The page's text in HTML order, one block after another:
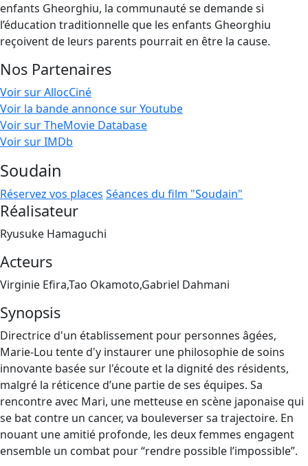
enfants Gheorghiu, la communauté se demande si
l’éducation traditionnelle que les enfants Gheorghiu
reçoivent de leurs parents pourrait en être la cause.
Nos Partenaires
Voir sur AllocCiné
Voir la bande annonce sur Youtube
Voir sur TheMovie Database
Voir sur IMDb
Soudain
Réservez vos places Séances du film "Soudain"
Réalisateur
Ryusuke Hamaguchi
Acteurs
Virginie Efira,Tao Okamoto,Gabriel Dahmani
Synopsis
Directrice d'un établissement pour personnes âgées,
Marie-Lou tente d'y instaurer une philosophie de soins
innovante basée sur l'écoute et la dignité des résidents,
malgré la réticence d’une partie de ses équipes. Sa
rencontre avec Mari, une metteuse en scène japonaise qui
se bat contre un cancer, va bouleverser sa trajectoire. En
nouant une amitié profonde, les deux femmes engagent
ensemble un combat pour “rendre possible l’impossible”.